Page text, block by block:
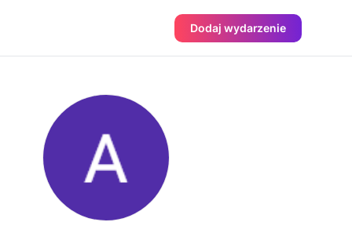
Dodaj wydarzenie